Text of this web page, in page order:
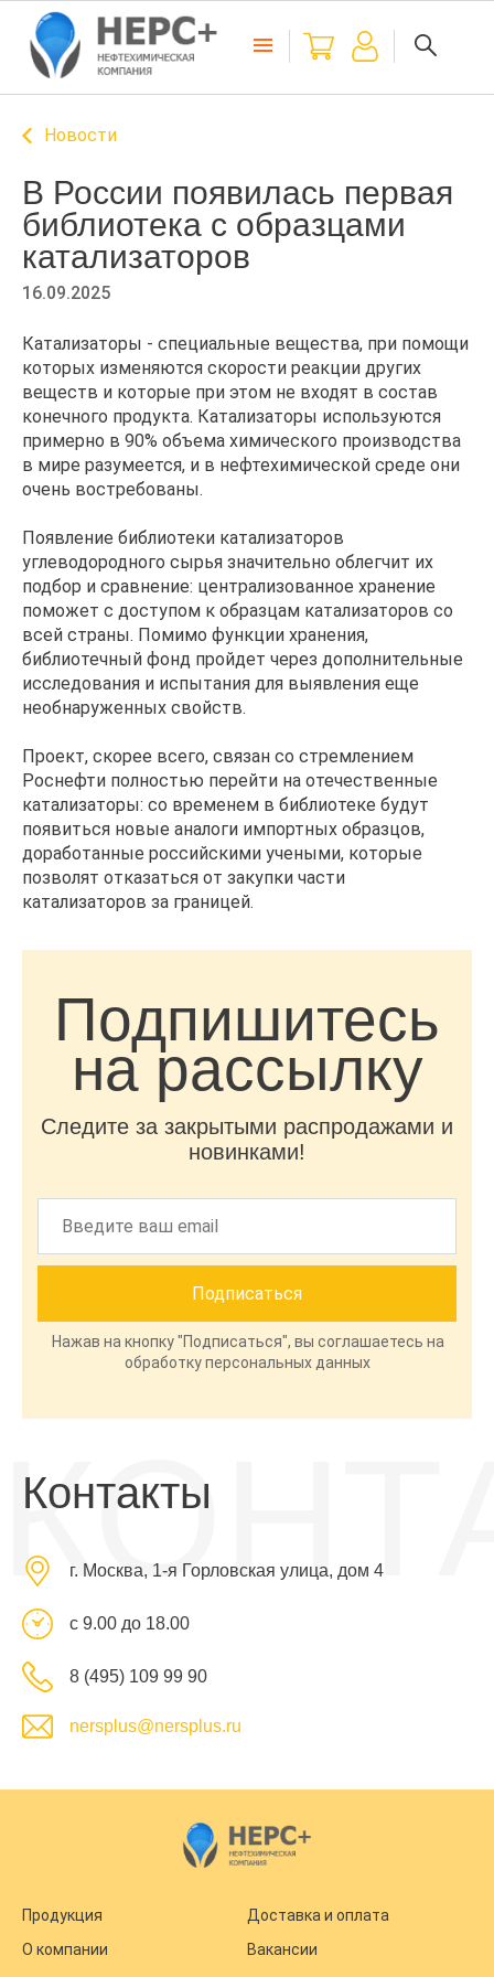
Новости
В России появилась первая
библиотека с образцами
катализаторов
16.09.2025
Катализаторы - специальные вещества, при помощи
которых изменяются скорости реакции других
веществ и которые при этом не входят в состав
конечного продукта. Катализаторы используются
примерно в 90% объема химического производства
в мире разумеется, и в нефтехимической среде они
очень востребованы.
Появление библиотеки катализаторов
углеводородного сырья значительно облегчит их
подбор и сравнение: централизованное хранение
поможет с доступом к образцам катализаторов со
всей страны. Помимо функции хранения,
библиотечный фонд пройдет через дополнительные
исследования и испытания для выявления еще
необнаруженных свойств.
Проект, скорее всего, связан со стремлением
Роснефти полностью перейти на отечественные
катализаторы: со временем в библиотеке будут
появиться новые аналоги импортных образцов,
доработанные российскими учеными, которые
позволят отказаться от закупки части
катализаторов за границей.
Подпишитесь
на рассылку
Следите за закрытыми распродажами и
новинками!
Нажав на кнопку "Подписаться", вы соглашаетесь на
обработку персональных данных
Контакты
г. Москва, 1-я Горловская улица, дом 4
с 9.00 до 18.00
8 (495) 109 99 90
nersplus@nersplus.ru
Продукция
Доставка и оплата
О компании
Вакансии